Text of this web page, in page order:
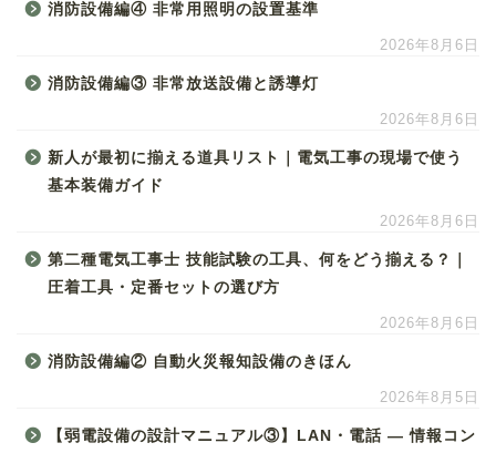
消防設備編④ 非常用照明の設置基準
2026年8月6日
消防設備編③ 非常放送設備と誘導灯
2026年8月6日
新人が最初に揃える道具リスト｜電気工事の現場で使う
基本装備ガイド
2026年8月6日
第二種電気工事士 技能試験の工具、何をどう揃える？｜
圧着工具・定番セットの選び方
2026年8月6日
消防設備編② 自動火災報知設備のきほん
2026年8月5日
【弱電設備の設計マニュアル③】LAN・電話 ― 情報コン